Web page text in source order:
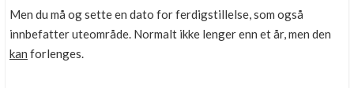
Men du må og sette en dato for ferdigstillelse, som også
innbefatter uteområde. Normalt ikke lenger enn et år, men den
kan forlenges.